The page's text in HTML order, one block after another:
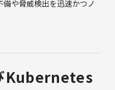
や脅威検出を迅速かつノ
Kubernetes